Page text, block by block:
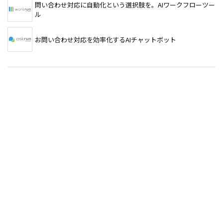
問い合わせ対応に自動化という選択肢を。AIワークフローツー
ル
お問い合わせ対応を効率化するAIチャットボット